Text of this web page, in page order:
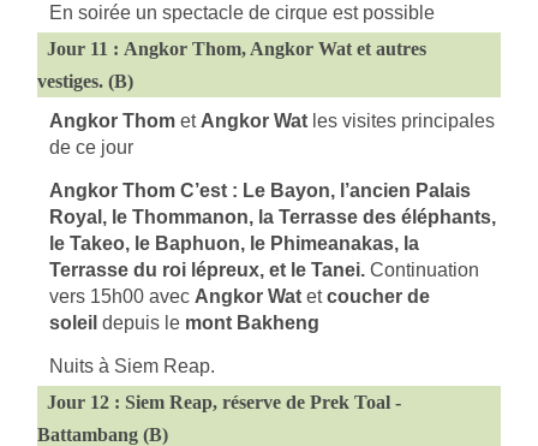
En soirée un spectacle de cirque est possible
Jour 11 : Angkor Thom, Angkor Wat et autres
vestiges. (B)
Angkor Thom et Angkor Wat les visites principales
de ce jour
Angkor Thom C’est : Le Bayon, l’ancien Palais
Royal, le Thommanon, la Terrasse des éléphants,
le Takeo, le Baphuon, le Phimeanakas, la
Terrasse du roi lépreux, et le Tanei.Continuation
vers 15h00 avec Angkor Wat etcoucher de
soleildepuis le mont Bakheng
Nuits à Siem Reap.
Jour 12 : Siem Reap, réserve de Prek Toal -
Battambang (B)